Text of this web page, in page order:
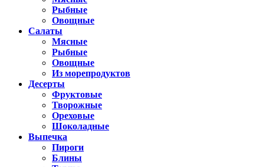
Рыбные
Овощные
Салаты
Мясные
Рыбные
Овощные
Из морепродуктов
Десерты
Фруктовые
Творожные
Ореховые
Шоколадные
Выпечка
Пироги
Блины